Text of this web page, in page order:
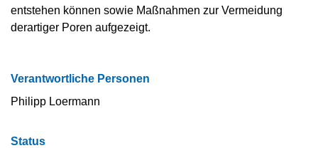
entstehen können sowie Maßnahmen zur Vermeidung
derartiger Poren aufgezeigt.
Verantwortliche Personen
Philipp Loermann
Status